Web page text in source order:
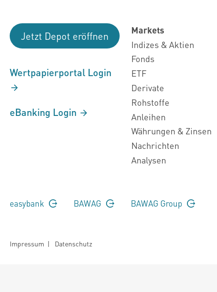
Jetzt Depot eröffnen
Wertpapierportal Login
eBanking Login
Markets
Indizes & Aktien
Fonds
ETF
Derivate
Rohstoffe
Anleihen
Währungen & Zinsen
Nachrichten
Analysen
easybank BAWAG BAWAG Group
Impressum | Datenschutz